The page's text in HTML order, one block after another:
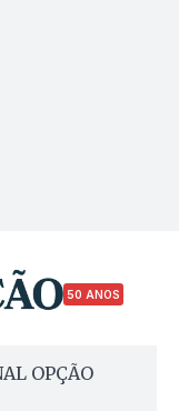
50 ANOS
OPÇÃO